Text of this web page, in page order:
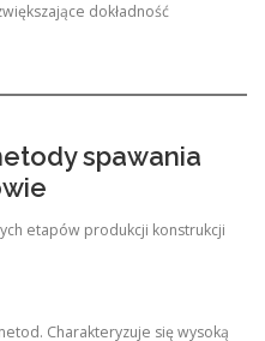
dokładność
spawania
etapów produkcji konstrukcji
Charakteryzuje się wysoką